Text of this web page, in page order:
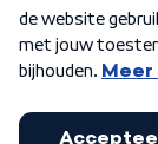
Algemene